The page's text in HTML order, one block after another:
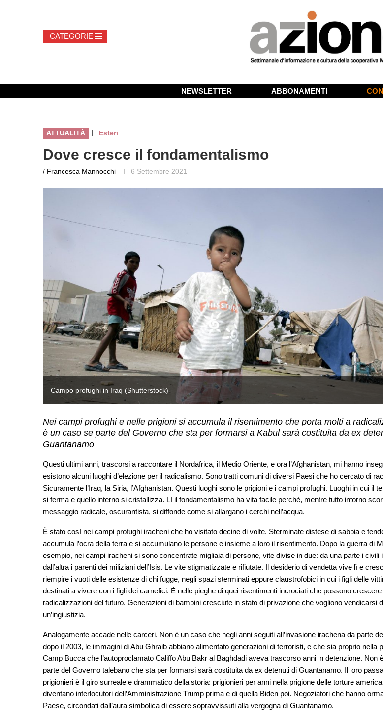
NEWSLETTER ABBONAMENTI
ATTUALITÀ | Esteri
Dove cresce il fondamentalismo
/ Francesca Mannocchi 6 Settembre 2021
Campo profughi in Iraq (Shutterstock)
Nei campi profughi e nelle prigioni si accumula il risentimento che porta molti a
è un caso se parte del Governo che sta per formarsi a Kabul sarà costituita da ex
Guantanamo
Questi ultimi anni, trascorsi a raccontare il Nordafrica, il Medio Oriente, e ora l’Afghanistan, mi hanno
esistono alcuni luoghi d’elezione per il radicalismo. Sono tratti comuni di diversi Paesi che ho cercato di
Sicuramente l’Iraq, la Siria, l’Afghanistan. Questi luoghi sono le prigioni e i campi profughi. Luoghi in cui il
si ferma e quello interno si cristallizza. Lì il fondamentalismo ha vita facile perché, mentre tutto intorno
messaggio radicale, oscurantista, si diffonde come si allargano i cerchi nell’acqua.
È stato così nei campi profughi iracheni che ho visitato decine di volte. Sterminate distese di sabbia e
accumula l’ocra della terra e si accumulano le persone e insieme a loro il risentimento. Dopo la guerra di
esempio, nei campi iracheni si sono concentrate migliaia di persone, vite divise in due: da una parte i civili
dall’altra i parenti dei miliziani dell’Isis. Le vite stigmatizzate e rifiutate. Il desiderio di vendetta vive lì e
riempire i vuoti delle esistenze di chi fugge, negli spazi sterminati eppure claustrofobici in cui i figli delle
destinati a vivere con i figli dei carnefici. È nelle pieghe di quei risentimenti incrociati che possono
radicalizzazioni del futuro. Generazioni di bambini cresciute in stato di privazione che vogliono vendicarsi
un’ingiustizia.
Analogamente accade nelle carceri. Non è un caso che negli anni seguiti all’invasione irachena da parte
dopo il 2003, le immagini di Abu Ghraib abbiano alimentato generazioni di terroristi, e che sia proprio nella
Camp Bucca che l’autoproclamato Califfo Abu Bakr al Baghdadi aveva trascorso anni in detenzione. Non
parte del Governo talebano che sta per formarsi sarà costituita da ex detenuti di Guantanamo. Il loro
prigionieri è il giro surreale e drammatico della storia: prigionieri per anni nella prigione delle torture
diventano interlocutori dell’Amministrazione Trump prima e di quella Biden poi. Negoziatori che hanno
Paese, circondati dall’aura simbolica di essere sopravvissuti alla vergogna di Guantanamo.